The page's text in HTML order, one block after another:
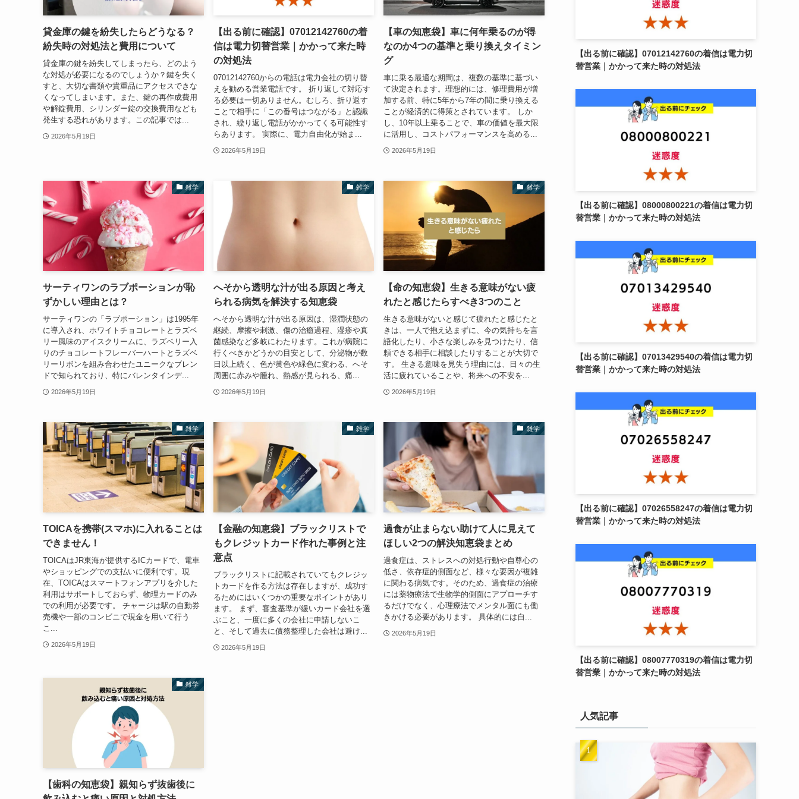
貸金庫の鍵を紛失したらどうなる？
紛失時の対処法と費用について
貸金庫の鍵を紛失してしまったら、どのよう
な対処が必要になるのでしょうか？鍵を失く
すと、大切な書類や貴重品にアクセスできな
くなってしまいます。また、鍵の再作成費用
や解錠費用、シリンダー錠の交換費用なども
発生する恐れがあります。この記事では...
2026年5月19日
【出る前に確認】07012142760の着
信は電力切替営業｜かかって来た時
の対処法
07012142760からの電話は電力会社の切り替
えを勧める営業電話です。 折り返して対応す
る必要は一切ありません。むしろ、折り返す
ことで相手に「この番号はつながる」と認識
され、繰り返し電話がかかってくる可能性す
らあります。 実際に、電力自由化が始ま...
2026年5月19日
【車の知恵袋】車に何年乗るのが得
なのか4つの基準と乗り換えタイミン
グ
車に乗る最適な期間は、複数の基準に基づい
て決定されます。理想的には、修理費用が増
加する前、特に5年から7年の間に乗り換える
ことが経済的に得策とされています。 しか
し、10年以上乗ることで、車の価値を最大限
に活用し、コストパフォーマンスを高める...
2026年5月19日
雑学
サーティワンのラブポーションが恥
ずかしい理由とは？
サーティワンの「ラブポーション」は1995年
に導入され、ホワイトチョコレートとラズベ
リー風味のアイスクリームに、ラズベリー入
りのチョコレートフレーバーハートとラズベ
リーリボンを組み合わせたユニークなブレン
ドで知られており、特にバレンタインデ...
2026年5月19日
雑学
へそから透明な汁が出る原因と考え
られる病気を解決する知恵袋
へそから透明な汁が出る原因は、湿潤状態の
継続、摩擦や刺激、傷の治癒過程、湿疹や真
菌感染など多岐にわたります。これが病院に
行くべきかどうかの目安として、分泌物が数
日以上続く、色が黄色や緑色に変わる、へそ
周囲に赤みや腫れ、熱感が見られる、痛...
2026年5月19日
雑学
【命の知恵袋】生きる意味がない疲
れたと感じたらすべき3つのこと
生きる意味がないと感じて疲れたと感じたと
きは、一人で抱え込まずに、今の気持ちを言
語化したり、小さな楽しみを見つけたり、信
頼できる相手に相談したりすることが大切で
す。 生きる意味を見失う理由には、日々の生
活に疲れていることや、将来への不安を...
2026年5月19日
雑学
TOICAを携帯(スマホ)に入れることは
できません！
TOICAはJR東海が提供するICカードで、電車
やショッピングでの支払いに便利です。現
在、TOICAはスマートフォンアプリを介した
利用はサポートしておらず、物理カードのみ
での利用が必要です。 チャージは駅の自動券
売機や一部のコンビニで現金を用いて行う
こ...
2026年5月19日
雑学
【金融の知恵袋】ブラックリストで
もクレジットカード作れた事例と注
意点
ブラックリストに記載されていてもクレジッ
トカードを作る方法は存在しますが、成功す
るためにはいくつかの重要なポイントがあり
ます。 まず、審査基準が緩いカード会社を選
ぶこと、一度に多くの会社に申請しないこ
と、そして過去に債務整理した会社は避け...
2026年5月19日
雑学
過食が止まらない助けて人に見えて
ほしい2つの解決知恵袋まとめ
過食症は、ストレスへの対処行動や自尊心の
低さ、依存症的側面など、様々な要因が複雑
に関わる病気です。そのため、過食症の治療
には薬物療法で生物学的側面にアプローチす
るだけでなく、心理療法でメンタル面にも働
きかける必要があります。 具体的には自...
2026年5月19日
雑学
【歯科の知恵袋】親知らず抜歯後に
【出る前に確認】07012142760の着信は電力切
替営業｜かかって来た時の対処法
【出る前に確認】08000800221の着信は電力切
替営業｜かかって来た時の対処法
【出る前に確認】07013429540の着信は電力切
替営業｜かかって来た時の対処法
【出る前に確認】07026558247の着信は電力切
替営業｜かかって来た時の対処法
【出る前に確認】08007770319の着信は電力切
替営業｜かかって来た時の対処法
人気記事